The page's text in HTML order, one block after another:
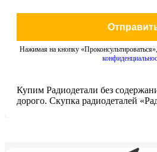
Нажимая на кнопку
Купим Радиодетали без
дорого. Скупка радиодеталей